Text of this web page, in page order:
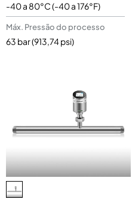
-40 a 80°C (-40 a 176°F)
Máx. Pressão do processo
63 bar (913,74 psi)